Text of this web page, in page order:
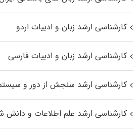
کارشناسی ارشد زبان و ادبیات اردو
کارشناسی ارشد زبان و ادبیات فارسی
کارشناسی ارشد سنجش از دور و
کارشناسی ارشد علم اطلاعات و دانش